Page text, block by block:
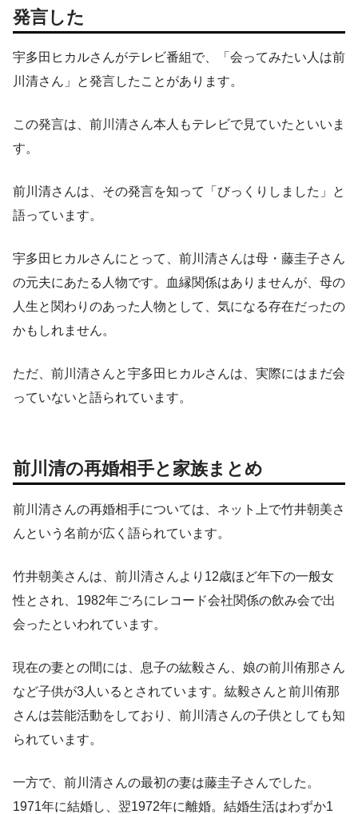
発言した
宇多田ヒカルさんがテレビ番組で、「会ってみたい人は前
川清さん」と発言したことがあります。
この発言は、前川清さん本人もテレビで見ていたといいま
す。
前川清さんは、その発言を知って「びっくりしました」と
語っています。
宇多田ヒカルさんにとって、前川清さんは母・藤圭子さん
の元夫にあたる人物です。血縁関係はありませんが、母の
人生と関わりのあった人物として、気になる存在だったの
かもしれません。
ただ、前川清さんと宇多田ヒカルさんは、実際にはまだ会
っていないと語られています。
前川清の再婚相手と家族まとめ
前川清さんの再婚相手については、ネット上で竹井朝美さ
んという名前が広く語られています。
竹井朝美さんは、前川清さんより12歳ほど年下の一般女
性とされ、1982年ごろにレコード会社関係の飲み会で出
会ったといわれています。
現在の妻との間には、息子の紘毅さん、娘の前川侑那さん
など子供が3人いるとされています。紘毅さんと前川侑那
さんは芸能活動をしており、前川清さんの子供としても知
られています。
一方で、前川清さんの最初の妻は藤圭子さんでした。
1971年に結婚し、翌1972年に離婚。結婚生活はわずか1